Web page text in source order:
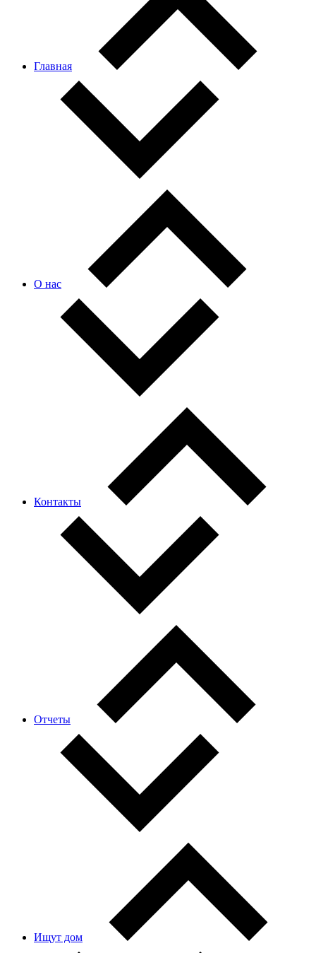
Главная
О нас
Контакты
Отчеты
Ищут дом